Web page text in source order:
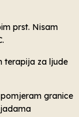
prst. Nisam
terapija za ljude
granice